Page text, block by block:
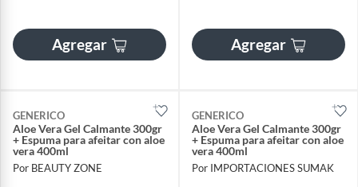
Agregar Agregar
GENERICO
Aloe Vera Gel Calmante 300gr
+ Espuma para afeitar con aloe
vera 400ml
Por BEAUTY ZONE
GENERICO
Aloe Vera Gel Calmante 300gr
+ Espuma para afeitar con aloe
vera 400ml
Por IMPORTACIONES SUMAK